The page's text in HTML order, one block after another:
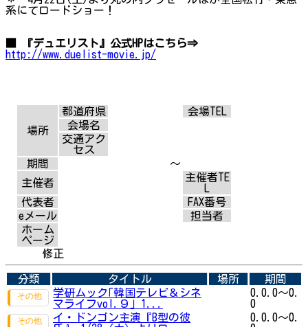
系にてロードショー！
■ 『デュエリスト』公式HPはこちら⇒
http://www.duelist-movie.jp/
場所
都道府県
会場TEL
会場名
交通アク
セス
期間
～
主催者
主催者TE
代表者
FAX番号
eメール
担当者
ホーム
ページ
修正
分類 タイトル 場所
期間
学研ムック｢韓国テレビ＆シネ
マライフvol.９｣ 1...
0.0.0～0.
0
イ・ドンゴン主演『B型の彼
0.0.0～0.